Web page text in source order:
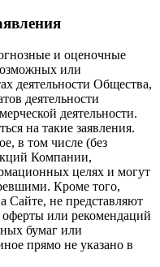
и оценочные
или
деятельности Общества,
деятельности
деятельности.
на такие заявления.
в том числе (без
Компании,
целях и могут
Кроме того,
Сайте, не представляют
или рекомендаций
бумаг или
прямо не указано в